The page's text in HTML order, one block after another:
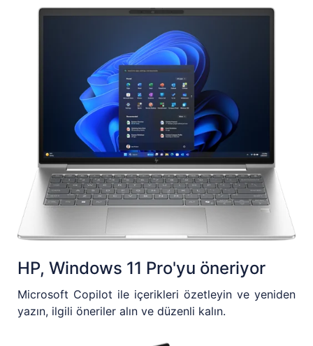
HP, Windows 11 Pro'yu öneriyor
Microsoft Copilot ile içerikleri özetleyin ve yeniden
yazın, ilgili öneriler alın ve düzenli kalın.